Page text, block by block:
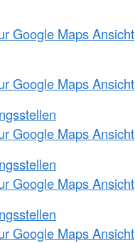
Google Maps Ansicht
Google Maps Ansicht
Google Maps Ansicht
Google Maps Ansicht
Google Maps Ansicht